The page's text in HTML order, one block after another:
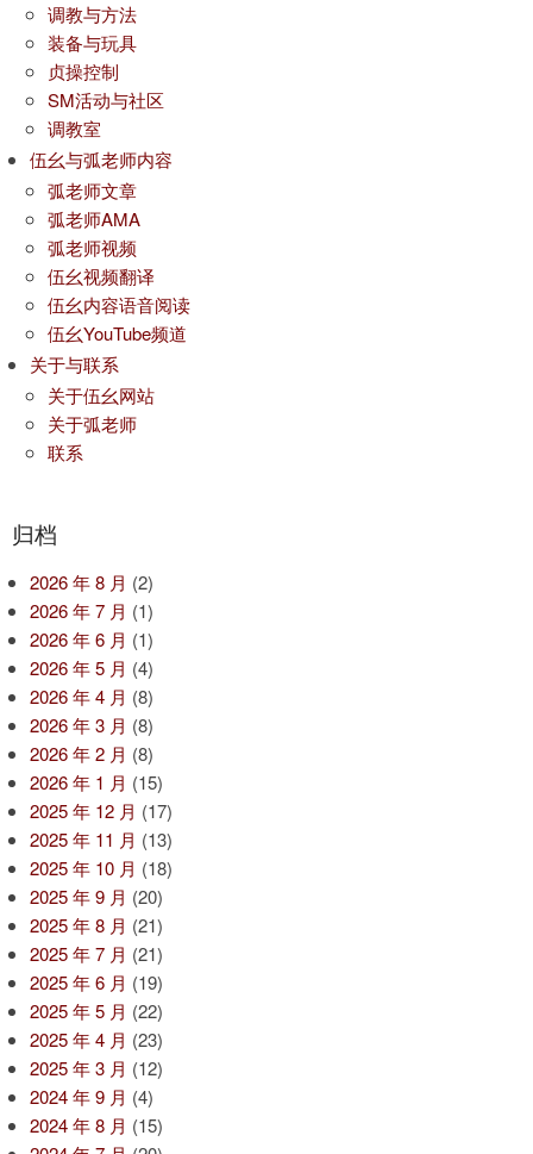
调教与方法
装备与玩具
贞操控制
SM活动与社区
调教室
伍幺与弧老师内容
弧老师文章
弧老师AMA
弧老师视频
伍幺视频翻译
伍幺内容语音阅读
伍幺YouTube频道
关于与联系
关于伍幺网站
关于弧老师
联系
归档
2026 年 8 月 (2)
2026 年 7 月 (1)
2026 年 6 月 (1)
2026 年 5 月 (4)
2026 年 4 月 (8)
2026 年 3 月 (8)
2026 年 2 月 (8)
2026 年 1 月 (15)
2025 年 12 月 (17)
2025 年 11 月 (13)
2025 年 10 月 (18)
2025 年 9 月 (20)
2025 年 8 月 (21)
2025 年 7 月 (21)
2025 年 6 月 (19)
2025 年 5 月 (22)
2025 年 4 月 (23)
2025 年 3 月 (12)
2024 年 9 月 (4)
2024 年 8 月 (15)